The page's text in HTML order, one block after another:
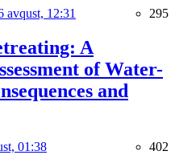
avqust, 12:31 295
A
of Water-
and
01:38 402